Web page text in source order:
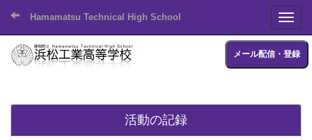
Hamamatsu Technical High School
メール配信・登録
活動の記録